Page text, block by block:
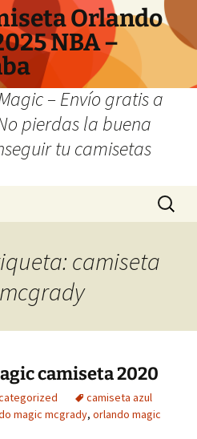
Orlando
NBA –
– Envío gratis a
pierdas la buena
tu camisetas
Buscar:
camiseta
camiseta 2020
camiseta azul
magic mcgrady, orlando magic